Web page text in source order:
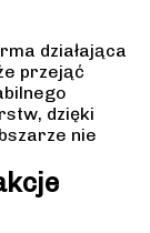
działająca
przejąć
dzięki
nie